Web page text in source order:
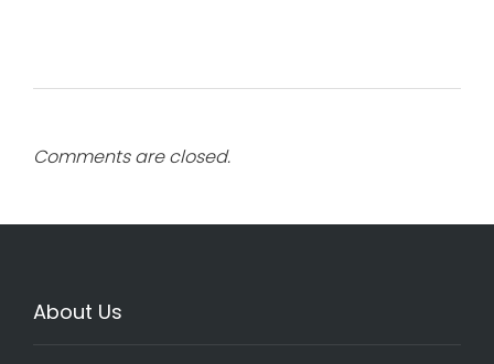
Comments are closed.
About Us